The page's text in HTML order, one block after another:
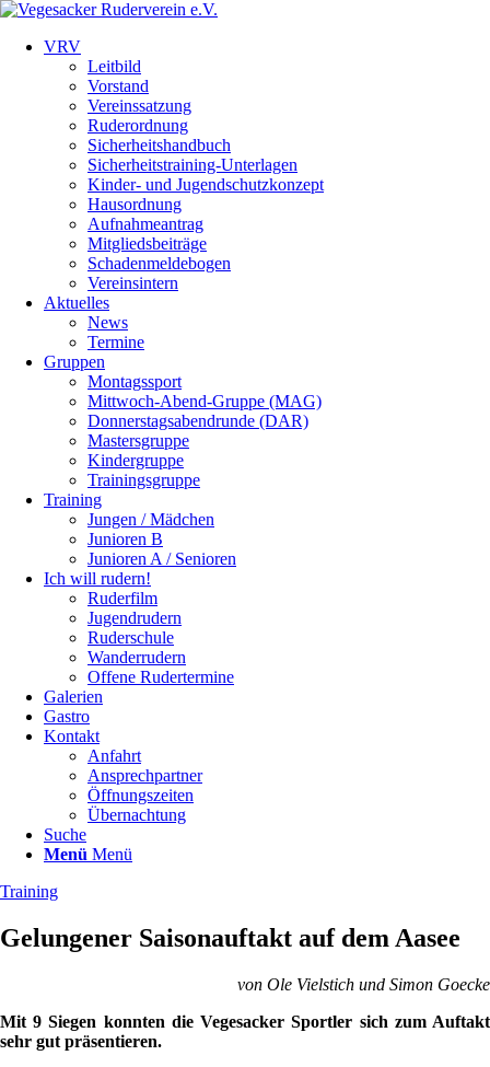
VRV
Leitbild
Vorstand
Vereinssatzung
Ruderordnung
Sicherheitshandbuch
Sicherheitstraining-Unterlagen
Kinder- und Jugendschutzkonzept
Hausordnung
Aufnahmeantrag
Mitgliedsbeiträge
Schadenmeldebogen
Vereinsintern
Aktuelles
News
Termine
Gruppen
Montagssport
Mittwoch-Abend-Gruppe (MAG)
Donnerstagsabendrunde (DAR)
Mastersgruppe
Kindergruppe
Trainingsgruppe
Training
Jungen / Mädchen
Junioren B
Junioren A / Senioren
Ich will rudern!
Ruderfilm
Jugendrudern
Ruderschule
Wanderrudern
Offene Rudertermine
Galerien
Gastro
Kontakt
Anfahrt
Ansprechpartner
Öffnungszeiten
Übernachtung
Suche
Menü Menü
Training
Gelungener Saisonauftakt auf dem Aasee
von Ole Vielstich und Simon Goecke
Mit 9 Siegen konnten die Vegesacker Sportler sich zum Auftakt
sehr gut präsentieren.